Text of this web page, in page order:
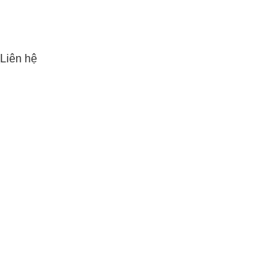
Liên hệ